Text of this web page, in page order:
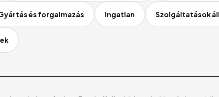
és forgalmazás Ingatlan Szolgáltatások